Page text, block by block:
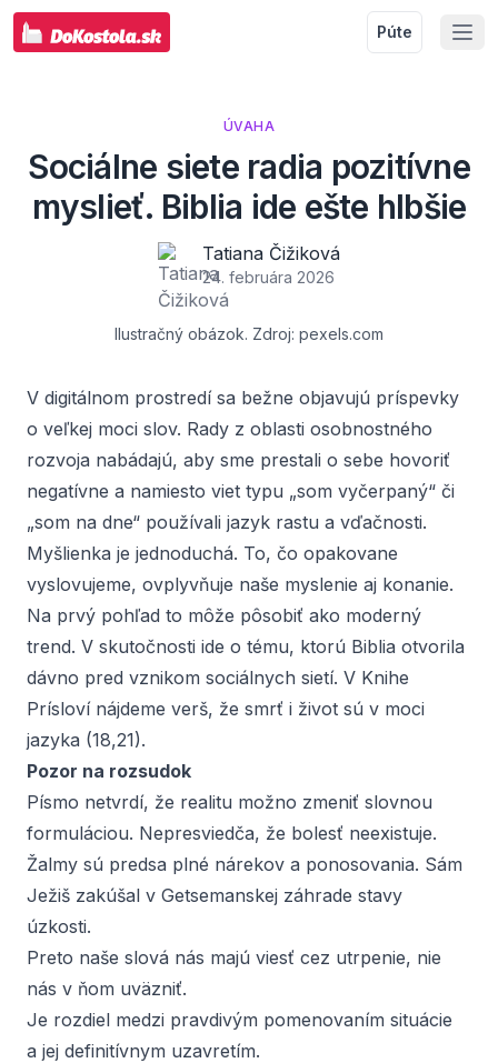
Púte
ÚVAHA
Sociálne siete radia pozitívne
myslieť. Biblia ide ešte hlbšie
Tatiana Čižiková
24. februára 2026
Ilustračný obázok. Zdroj: pexels.com
V digitálnom prostredí sa bežne objavujú príspevky
o veľkej moci slov. Rady z oblasti osobnostného
rozvoja nabádajú, aby sme prestali o sebe hovoriť
negatívne a namiesto viet typu „som vyčerpaný“ či
„som na dne“ používali jazyk rastu a vďačnosti.
Myšlienka je jednoduchá. To, čo opakovane
vyslovujeme, ovplyvňuje naše myslenie aj konanie.
Na prvý pohľad to môže pôsobiť ako moderný
trend. V skutočnosti ide o tému, ktorú Biblia otvorila
dávno pred vznikom sociálnych sietí. V Knihe
Prísloví nájdeme verš, že smrť i život sú v moci
jazyka (18,21).
Pozor na rozsudok
Písmo netvrdí, že realitu možno zmeniť slovnou
formuláciou. Nepresviedča, že bolesť neexistuje.
Žalmy sú predsa plné nárekov a ponosovania. Sám
Ježiš zakúšal v Getsemanskej záhrade stavy
úzkosti.
Preto naše slová nás majú viesť cez utrpenie, nie
nás v ňom uväzniť.
Je rozdiel medzi pravdivým pomenovaním situácie
a jej definitívnym uzavretím.